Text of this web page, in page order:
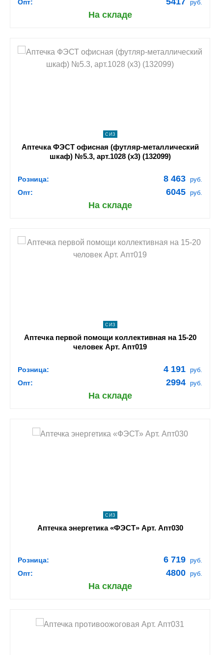
Опт: руб.
На складе
shopping_cart В КОРЗИНУ
СИЗ
Аптечка ФЭСТ офисная (футляр-металлический
шкаф) №5.3, арт.1028 (х3) (132099)
Розница: 8 463 руб.
Опт: 6045 руб.
На складе
shopping_cart В КОРЗИНУ
СИЗ
Аптечка первой помощи коллективная на 15-20
человек Арт. Апт019
Розница: 4 191 руб.
Опт: 2994 руб.
На складе
shopping_cart В КОРЗИНУ
СИЗ
Аптечка энергетика «ФЭСТ» Арт. Апт030
Розница: 6 719 руб.
Опт: 4800 руб.
На складе
shopping_cart В КОРЗИНУ